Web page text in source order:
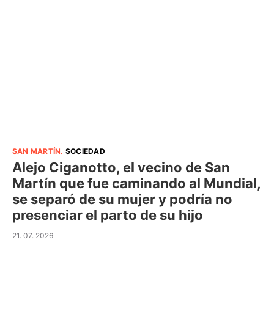
SAN MARTÍN. SOCIEDAD
Alejo Ciganotto, el vecino de San
Martín que fue caminando al Mundial,
se separó de su mujer y podría no
presenciar el parto de su hijo
21. 07. 2026